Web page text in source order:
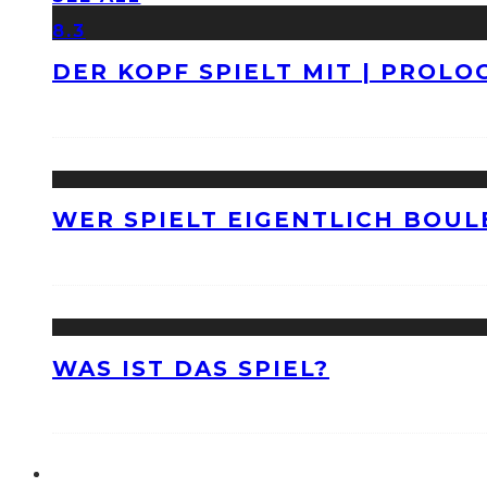
8.3
DER KOPF SPIELT MIT |
WER SPIELT EIGENTLICH
WAS IST DAS SPIEL?